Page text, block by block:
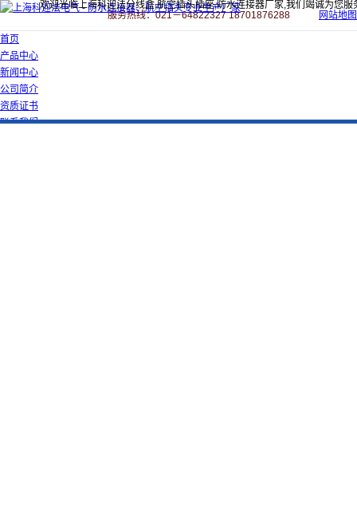
欢迎光临上海科迎法分线盒,航空插头插座,防水连接器厂家,我们竭诚为您服
服务热线：021－64822327 18701876288
网站地图
首页
产品中心
新闻中心
公司简介
资质证书
联系我们